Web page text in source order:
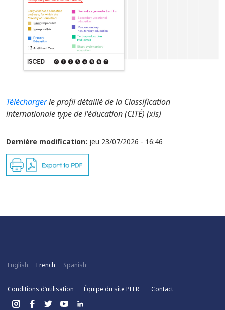
Téléchargerle profil détaillé de la Classification
internationale type de l'éducation (CITÉ) (xls)
Dernière modification: jeu 23/07/2026 - 16:46
English French Spanish
Conditions d’utilisation Équipe du site PEER Contact